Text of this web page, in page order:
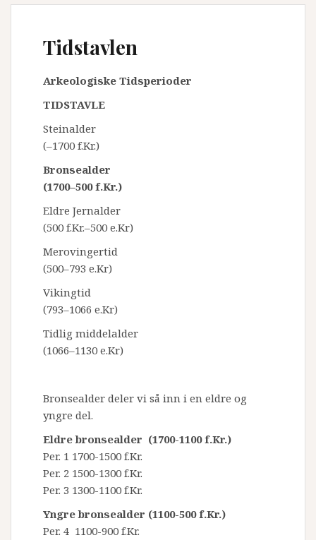
Tidstavlen
Arkeologiske Tidsperioder
TIDSTAVLE
Steinalder
(–1700 f.Kr.)
Bronsealder
(1700–500 f.Kr.)
Eldre Jernalder
(500 f.Kr.–500 e.Kr)
Merovingertid
(500–793 e.Kr)
Vikingtid
(793–1066 e.Kr)
Tidlig middelalder
(1066–1130 e.Kr)
Bronsealder deler vi så inn i en eldre og
yngre del.
Eldre bronsealder (1700-1100 f.Kr.)
Per. 1 1700-1500 f.Kr.
Per. 2 1500-1300 f.Kr.
Per. 3 1300-1100 f.Kr.
Yngre bronsealder (1100-500 f.Kr.)
Per. 4 1100-900 f.Kr.